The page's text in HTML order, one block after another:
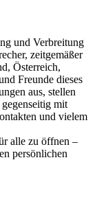
und Verbreitung
zeitgemäßer
Österreich,
Freunde dieses
aus, stellen
mit
und vielem
alle zu öffnen –
persönlichen